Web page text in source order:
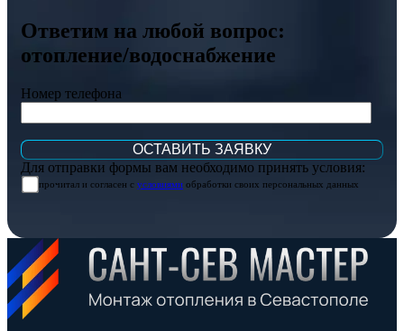
Ответим на любой вопрос:
отопление/водоснабжение
Номер телефона
Для отправки формы вам необходимо принять условия:
прочитал и согласен с условиями обработки своих персональных данных